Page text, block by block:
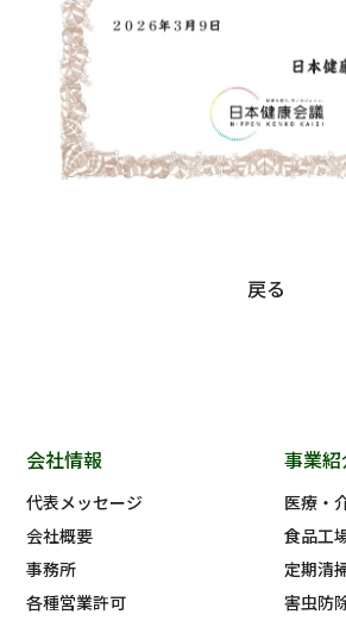
戻る
会社情報
代表メッセージ
会社概要
事務所
各種営業許可
事業
医療・
食品工
定期清
害虫防